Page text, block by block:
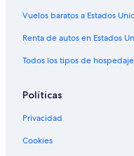
Hoteles en Airth
Hoteles en Kinross
Hoteles en Gleneagles
Hoteles cerca de Museo
Vuelos baratos a Estados
Renta de autos en Estados
Todos los tipos de hospedaje
Políticas
Privacidad
Cookies